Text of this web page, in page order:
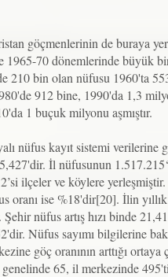
göçmenlerinin de buraya
70 dönemlerinde büyük bir
210 bin olan nüfusu 1960'ta
912 bine, 1990'da 1,3
1 buçuk milyonu aşmıştır.
nüfus kayıt sistemi verilerine
İl nüfusunun
ilçeler ve köylere
oranı ise %18'dir[20]. İlin
Şehir nüfus artış hızı binde
Nüfus sayımı bilgilerine
göç oranının arttığı ortaya
65, il merkezinde